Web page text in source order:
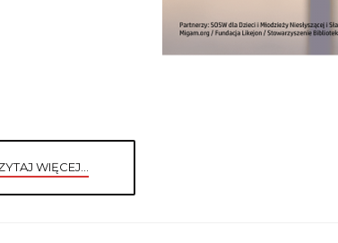
WIĘCEJ...